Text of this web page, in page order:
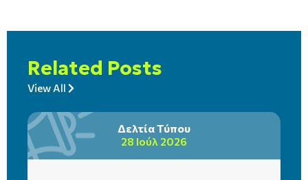
Related Posts
View All
Δελτία Τύπου
28 Ιούλ 2026